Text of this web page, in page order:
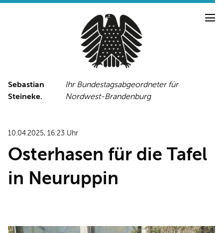
Sebastian
Steineke.
Ihr Bundestagsabgeordneter für
Nordwest-Brandenburg
NEUIGKEITEN
10.04.2025, 16:23 Uhr
Osterhasen für die Tafel
in Neuruppin